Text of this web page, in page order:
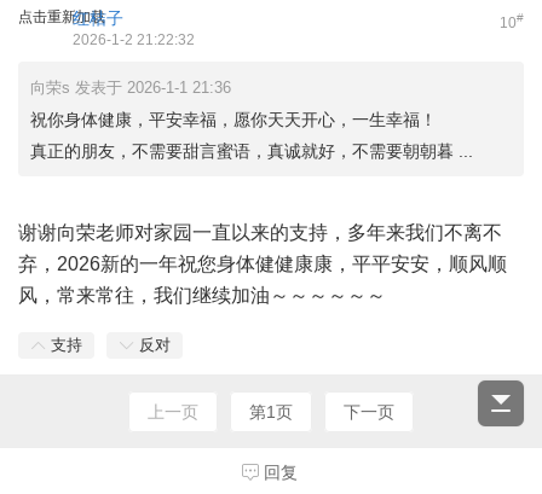
点击重新加载 10#
红桔子
2026-1-2 21:22:32
向荣s 发表于 2026-1-1 21:36
祝你身体健康，平安幸福，愿你天天开心，一生幸福！
真正的朋友，不需要甜言蜜语，真诚就好，不需要朝朝暮 ...
谢谢向荣老师对家园一直以来的支持，多年来我们不离不
弃，2026新的一年祝您身体健健康康，平平安安，顺风顺
风，常来常往，我们继续加油～～～～～～
支持 反对
上一页 第1页 下一页
回复